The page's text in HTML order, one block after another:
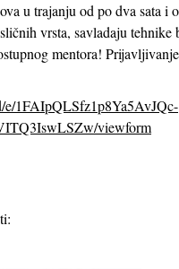
u trajanju od po dva sata
vrsta, savladaju
mentora!
e/1FAIpQLSfz1p8Ya5AvJQc-
viewform